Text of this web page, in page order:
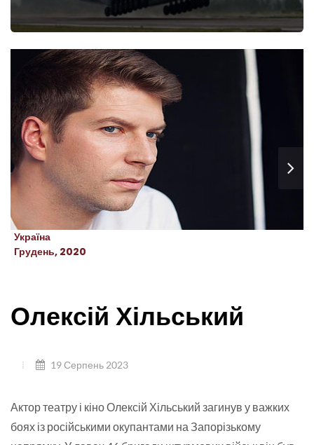
Україна
Грудень, 2020
Олексій Хільський
19 Серпень 2023
Актор театру і кіно Олексій Хільський загинув у важких
боях із російськими окупантами на Запорізькому